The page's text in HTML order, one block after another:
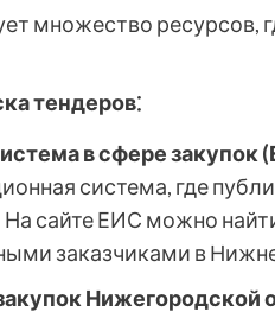
множество ресурсов,
тендеров⁚
в сфере закупок
система, где
На сайте ЕИС можно
заказчиками в
Нижегородской